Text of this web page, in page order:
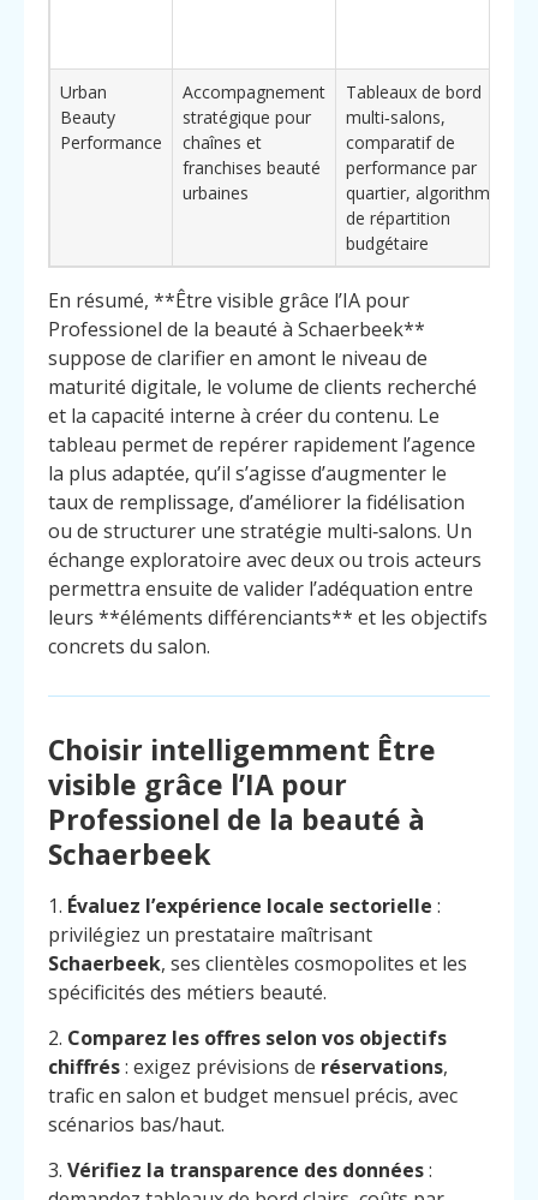
Urban
Beauty
Performance
Accompagnement
stratégique pour
chaînes et
franchises beauté
urbaines
Tableaux de bord
multi‑salons,
comparatif de
performance par
quartier, algorithmes
de répartition
budgétaire
En résumé, **Être visible grâce l’IA pour
Professionel de la beauté à Schaerbeek**
suppose de clarifier en amont le niveau de
maturité digitale, le volume de clients recherché
et la capacité interne à créer du contenu. Le
tableau permet de repérer rapidement l’agence
la plus adaptée, qu’il s’agisse d’augmenter le
taux de remplissage, d’améliorer la fidélisation
ou de structurer une stratégie multi‑salons. Un
échange exploratoire avec deux ou trois acteurs
permettra ensuite de valider l’adéquation entre
leurs **éléments différenciants** et les objectifs
concrets du salon.
Choisir intelligemment Être
visible grâce l’IA pour
Professionel de la beauté à
Schaerbeek
1. Évaluez l’expérience locale sectorielle :
privilégiez un prestataire maîtrisant
Schaerbeek, ses clientèles cosmopolites et les
spécificités des métiers beauté.
2. Comparez les offres selon vos objectifs
chiffrés: exigez prévisions de réservations,
trafic en salon et budget mensuel précis, avec
scénarios bas/haut.
3. Vérifiez la transparence des données: